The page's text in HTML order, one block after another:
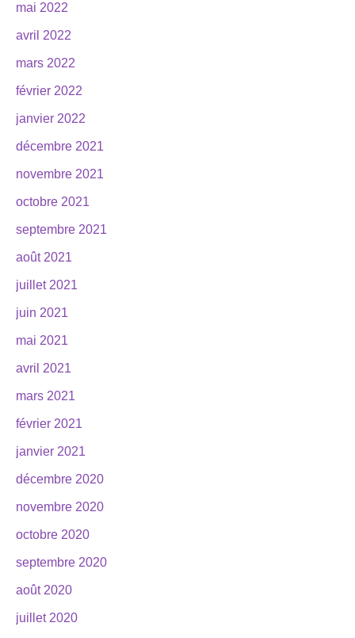
mai 2022
avril 2022
mars 2022
février 2022
janvier 2022
décembre 2021
novembre 2021
octobre 2021
septembre 2021
août 2021
juillet 2021
juin 2021
mai 2021
avril 2021
mars 2021
février 2021
janvier 2021
décembre 2020
novembre 2020
octobre 2020
septembre 2020
août 2020
juillet 2020